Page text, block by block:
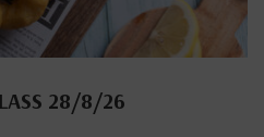
28/8/26